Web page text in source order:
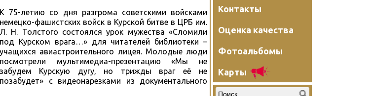
К 75-летию со дня разгрома советскими войсками
немецко-фашистских войск в Курской битве в ЦРБ им.
Л. Н. Толстого состоялся урок мужества «Сломили
под Курском врага…» для читателей библиотеки –
учащихся авиастроительного лицея. Молодые люди
посмотрели мультимедиа-презентацию «Мы не
забудем Курскую дугу, но трижды враг её не
позабудет» с видеонарезками из документального
Контакты
Оценка качества
Фотоальбомы
Карты